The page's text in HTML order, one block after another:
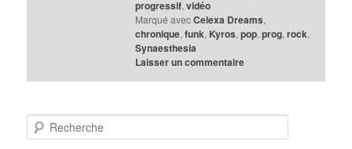
progressif,vidéo
Marqué avec Celexa Dreams,
chronique,funk, Kyros,pop,prog,rock,
Synaesthesia
Laisser un commentaire
e